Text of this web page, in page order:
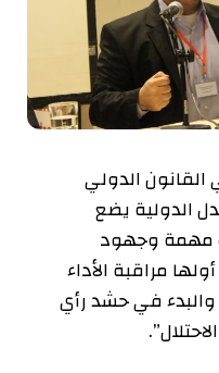
الدولي
الدولية يضع
مهمة وجهود
مراقبة الأداء
والبدء في حشد رأي